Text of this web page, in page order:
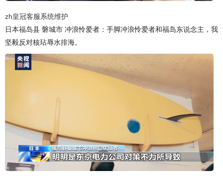
zh皇冠客服系统维护
日本福岛县 磐城市 冲浪怜爱者：手脚冲浪怜爱者和福岛东说念主，我
坚毅反对核玷辱水排海。